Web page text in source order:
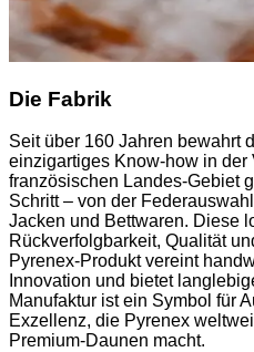
Die Fabrik
Seit über 160 Jahren bewahrt
einzigartiges Know-how in der
französischen Landes-Gebiet
Schritt – von der
Jacken und Bettwaren. Diese
Rückverfolgbarkeit, Qualität
Pyrenex-Produkt vereint
Innovation und bietet
Manufaktur ist ein Symbol für
Exzellenz, die Pyrenex
Premium-Daunen macht.